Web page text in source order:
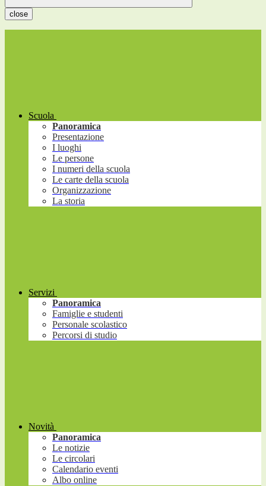
close
Scuola
Panoramica
Presentazione
I luoghi
Le persone
I numeri della scuola
Le carte della scuola
Organizzazione
La storia
Servizi
Panoramica
Famiglie e studenti
Personale scolastico
Percorsi di studio
Novità
Panoramica
Le notizie
Le circolari
Calendario eventi
Albo online